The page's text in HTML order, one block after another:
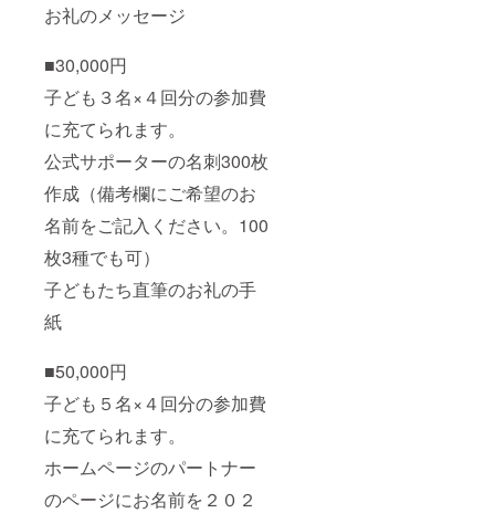
お礼のメッセージ
■30,000円
子ども３名×４回分の参加費
に充てられます。
公式サポーターの名刺300枚
作成（備考欄にご希望のお
名前をご記入ください。100
枚3種でも可）
子どもたち直筆のお礼の手
紙
■50,000円
子ども５名×４回分の参加費
に充てられます。
ホームページのパートナー
のページにお名前を２０２